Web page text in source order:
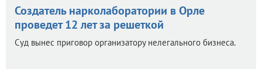
Создатель нарколаборатории в Орле
проведет 12 лет за решеткой
Суд вынес приговор организатору нелегального бизнеса.